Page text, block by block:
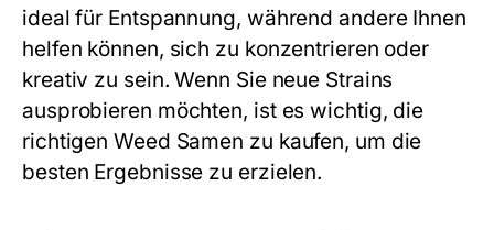
ideal für Entspannung, während andere Ihnen
helfen können, sich zu konzentrieren oder
kreativ zu sein. Wenn Sie neue Strains
ausprobieren möchten, ist es wichtig, die
richtigen Weed Samen zu kaufen, um die
besten Ergebnisse zu erzielen.